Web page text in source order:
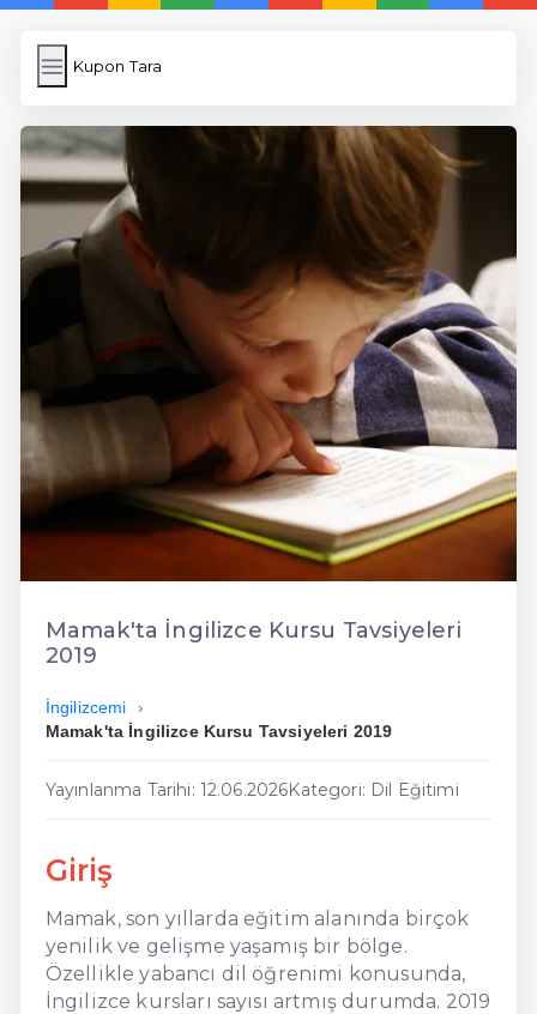
Kupon Tara
Kupon Tara
Image Upload
WP Cache Plugin
Anasayfa
5 Günde İngilizce
Dil Eğitimi
En Hızlı İngilizce
En Kolay İngilizce
En Uygun İngilizce
Mamak'ta İngilizce Kursu Tavsiyeleri
2019
İngilizcemi
Mamak'ta İngilizce Kursu Tavsiyeleri 2019
Yayınlanma Tarihi: 12.06.2026Kategori: Dil Eğitimi
Giriş
Mamak, son yıllarda eğitim alanında birçok
yenilik ve gelişme yaşamış bir bölge.
Özellikle yabancı dil öğrenimi konusunda,
İngilizce kursları sayısı artmış durumda. 2019